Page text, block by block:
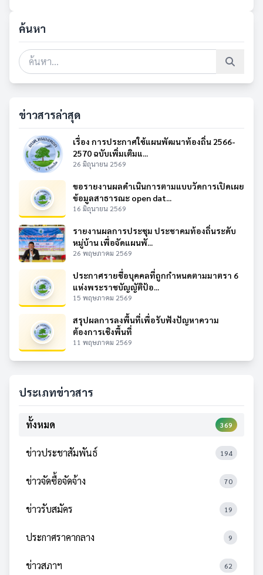
ค้นหา
ข่าวสารล่าสุด
เรื่อง การประกาศใช้แผนพัฒนาท้องถิ่น 2566-
2570 ฉบับเพิ่มเติมแ...
26 มิถุนายน 2569
ขอรายงานผลดำเนินการตามแบบวัดการเปิดเผย
ข้อมูลสาธารณะ open dat...
16 มิถุนายน 2569
รายงานผลการประชุม ประชาคมท้องถิ่นระดับ
หมู่บ้าน เพื่อจัดแผนพั...
26 พฤษภาคม 2569
ประกาศรายชื่อบุคคลที่ถูกกำหนดตามมาตรา 6
แห่งพระราชบัญญัติป้อ...
15 พฤษภาคม 2569
สรุปผลการลงพื้นที่เพื่อรับฟังปัญหาความ
ต้องการเชิงพื้นที่
11 พฤษภาคม 2569
ประเภทข่าวสาร
ทั้งหมด 369
ข่าวประชาสัมพันธ์ 194
ข่าวจัดซื้อจัดจ้าง 70
ข่าวรับสมัคร 19
ประกาศราคากลาง 9
ข่าวสภาฯ 62